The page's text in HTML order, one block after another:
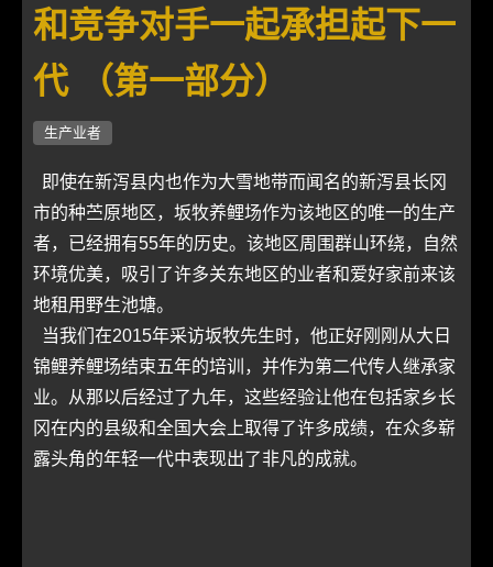
和竞争对手一起承担起下一
代 （第一部分）
生产业者
即使在新泻县内也作为大雪地带而闻名的新泻县长冈
市的种苎原地区，坂牧养鲤场作为该地区的唯一的生产
者，已经拥有55年的历史。该地区周围群山环绕，自然
环境优美，吸引了许多关东地区的业者和爱好家前来该
地租用野生池塘。
当我们在2015年采访坂牧先生时，他正好刚刚从大日
锦鲤养鲤场结束五年的培训，并作为第二代传人继承家
业。从那以后经过了九年，这些经验让他在包括家乡长
冈在内的县级和全国大会上取得了许多成绩，在众多崭
露头角的年轻一代中表现出了非凡的成就。